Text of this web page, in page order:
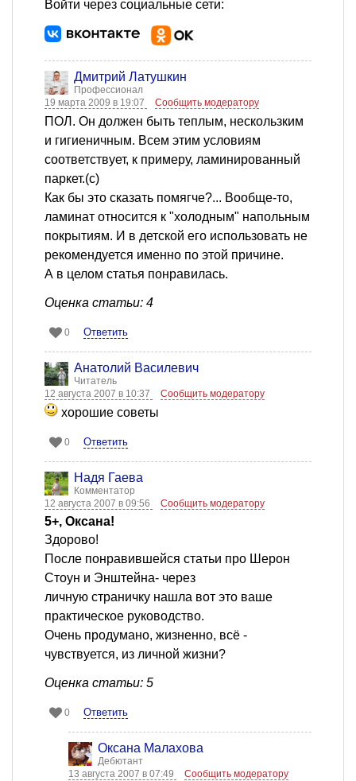
Войти через социальные сети:
Дмитрий Латушкин
Профессионал
19 марта 2009 в 19:07
Сообщить модератору
ПОЛ. Он должен быть теплым, нескользким
и гигиеничным. Всем этим условиям
соответствует, к примеру, ламинированный
паркет.(с)
Как бы это сказать помягче?... Вообще-то,
ламинат относится к "холодным" напольным
покрытиям. И в детской его использовать не
рекомендуется именно по этой причине.
А в целом статья понравилась.
Оценка статьи: 4
0 Ответить
Анатолий Василевич
Читатель
12 августа 2007 в 10:37
Сообщить модератору
хорошие советы
0 Ответить
Надя Гаева
Комментатор
12 августа 2007 в 09:56
Сообщить модератору
5+, Оксана!
Здорово!
После понравившейся статьи про Шерон
Стоун и Энштейна- через
личную страничку нашла вот это ваше
практическое руководство.
Очень продумано, жизненно, всё -
чувствуется, из личной жизни?
Оценка статьи: 5
0 Ответить
Оксана Малахова
Дебютант
13 августа 2007 в 07:49
Сообщить модератору